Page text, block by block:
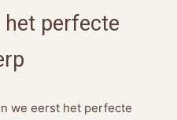
het perfecte
we eerst het perfecte